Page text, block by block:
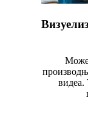
видеа.